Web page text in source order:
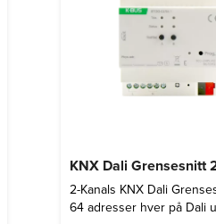
KNX Dali Grensesnitt
2-Kanals KNX Dali
64 adresser hver på Dali